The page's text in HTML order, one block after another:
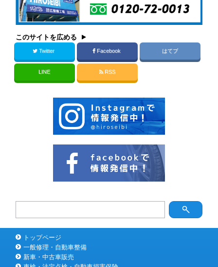
このサイトを広める
Twitter Facebook はてブ
LINE RSS
トップページ
一般修理・自動車整備
新車・中古車販売